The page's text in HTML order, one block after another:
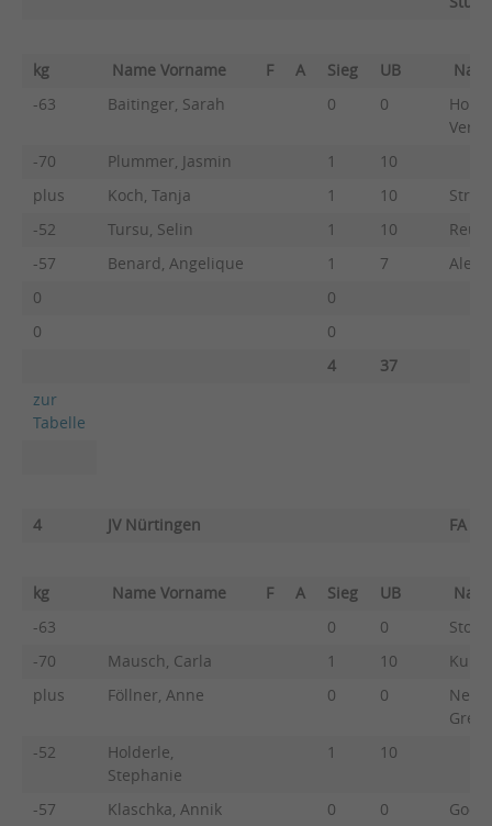
kg Name Vorname F A Sieg UB
-63
Baitinger, Sarah 0 0
-70
Plummer, Jasmin 1
10
plus
Koch, Tanja 1 10
-52
Tursu, Selin 1 10
-57
Benard, Angelique 1 7
0
0
0
0
4
37
zur
Tabelle
4 JV Nürtingen FA
kg Name Vorname F A Sieg UB
-63
0 0
-70
Mausch, Carla 1 10
plus
Föllner, Anne 0 0
Greta
-52
Holderle,
Stephanie
1 10
-57 Klaschka, Annik 0 0